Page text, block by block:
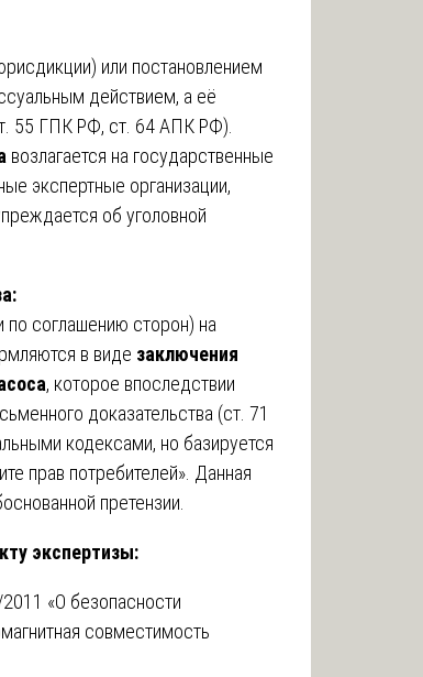
или постановлением
действием, а её
55 ГПК РФ, ст. 64 АПК РФ).
возлагается на государственные
экспертные организации,
об уголовной
по соглашению сторон) на
в виде заключения
, которое впоследствии
доказательства (ст. 71
кодексами, но базируется
прав потребителей». Данная
претензии.
экспертизы:
«О безопасности
совместимость